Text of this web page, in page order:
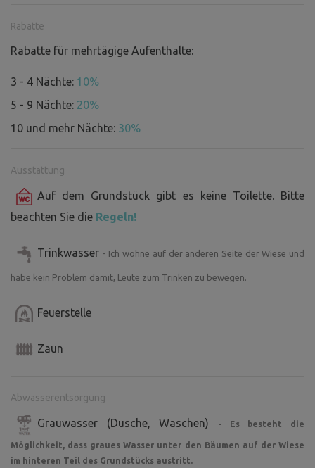
Rabatte
Rabatte für mehrtägige Aufenthalte:
3 - 4 Nächte: 10%
5 - 9 Nächte: 20%
10 und mehr Nächte: 30%
Ausstattung
Auf dem Grundstück gibt es keine Toilette. Bitte
beachten Sie die Regeln!
Trinkwasser - Ich wohne auf der anderen Seite der Wiese und
habe kein Problem damit, Leute zum Trinken zu bewegen.
Feuerstelle
Zaun
Abwasserentsorgung
Grauwasser (Dusche, Waschen) - Es besteht die
Möglichkeit, dass graues Wasser unter den Bäumen auf der Wiese
im hinteren Teil des Grundstücks austritt.